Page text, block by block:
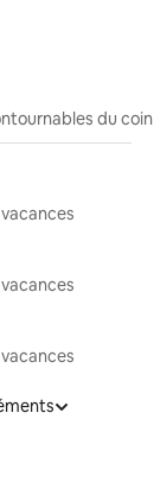
du coin